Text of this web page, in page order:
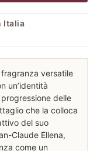
Italia
versatile
un’identità
delle
che la colloca
del suo
Claude Ellena,
come un